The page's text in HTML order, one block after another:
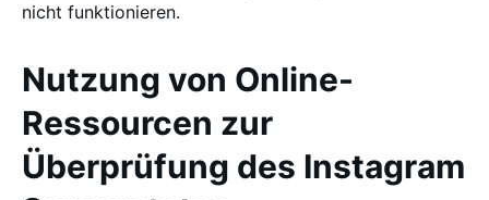
nicht funktionieren.
Nutzung von Online-
Ressourcen zur
Überprüfung des Instagram